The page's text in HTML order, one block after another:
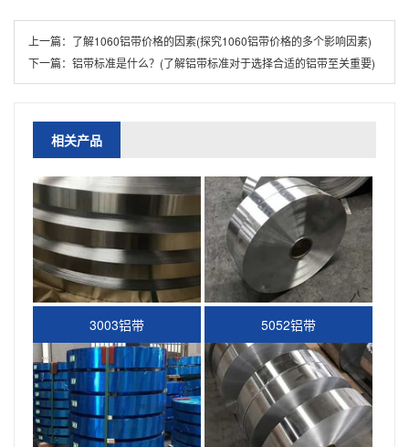
上一篇： 了解1060铝带价格的因素(探究1060铝带价格的多个影响因素)
下一篇： 铝带标准是什么？(了解铝带标准对于选择合适的铝带至关重要)
相关产品
3003铝带 5052铝带